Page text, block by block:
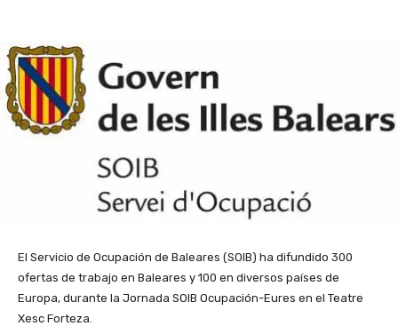
El Servicio de Ocupación de Baleares (SOIB) ha difundido 300
ofertas de trabajo en Baleares y 100 en diversos países de
Europa, durante la Jornada SOIB Ocupación-Eures en el Teatre
Xesc Forteza.